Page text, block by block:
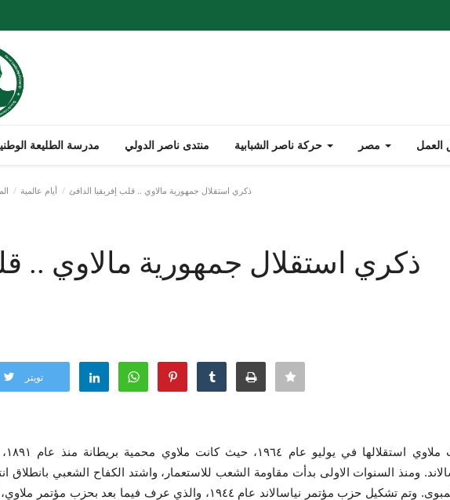
مدرسة الطليعة منتدى ناصر الدولي
أيام عالمية ذكري استقلال جمهورية مالاوي .. قلب إفريقيا الدافئ
ذكري استقلال جمهورية مالاوي ..
تويتر
شيلمبوى. وتم تشكيل حزب مؤتمر نياسالاند عام ١٩٤٤، والذي عرف فيما